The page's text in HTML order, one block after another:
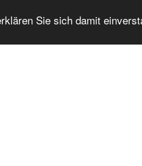
Sie sich damit